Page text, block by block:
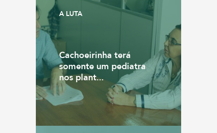
A LUTA
Cachoeirinha terá
somente um pediatra
nos plant...